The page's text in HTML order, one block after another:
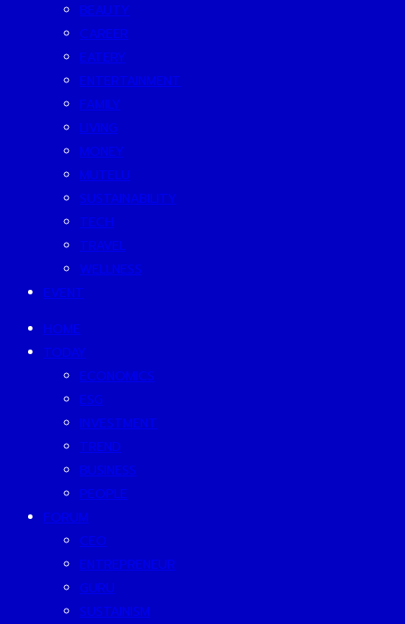
BEAUTY
CAREER
EATERY
ENTERTAINMENT
FAMILY
LIVING
MONEY
MUTELU
SUSTAINABILITY
TECH
TRAVEL
WELLNESS
EVENT
HOME
TODAY
ECONOMICS
ESG
INVESTMENT
TREND
BUSINESS
PEOPLE
FORUM
CEO
ENTREPRENEUR
GURU
SUSTAINISM